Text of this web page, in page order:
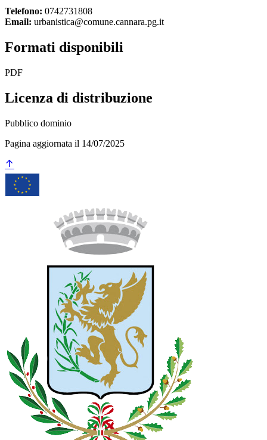
Telefono: 0742731808
Email: urbanistica@comune.cannara.pg.it
Formati disponibili
PDF
Licenza di distribuzione
Pubblico dominio
Pagina aggiornata il 14/07/2025